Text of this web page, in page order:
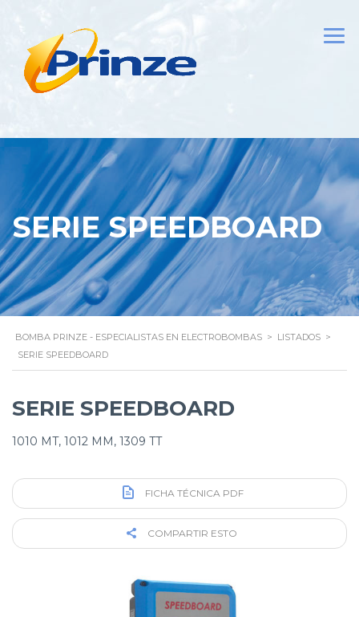
SERIE SPEEDBOARD
BOMBA PRINZE - ESPECIALISTAS EN ELECTROBOMBAS > LISTADOS >
SERIE SPEEDBOARD
SERIE SPEEDBOARD
1010 MT, 1012 MM, 1309 TT
FICHA TÉCNICA PDF
COMPARTIR ESTO